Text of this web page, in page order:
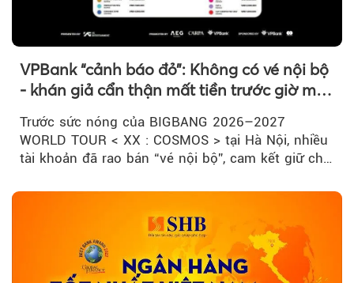
VPBank “cảnh báo đỏ”: Không có vé nội bộ
- khán giả cẩn thận mất tiền trước giờ mở
Trước sức nóng của BIGBANG 2026–2027
WORLD TOUR < XX : COSMOS > tại Hà Nội, nhiều
tài khoản đã rao bán “vé nội bộ”, cam kết giữ chỗ